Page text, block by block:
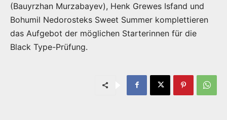
(Bauyrzhan Murzabayev), Henk Grewes Isfand und
Bohumil Nedorosteks Sweet Summer komplettieren
das Aufgebot der möglichen Starterinnen für die
Black Type-Prüfung.